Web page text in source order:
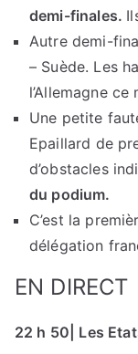
demi-finales.
Autre demi-
– Suède. Les
l’Allemagne
Une petite
Epaillard de
d’obstacles
du podium.
C’est la
délégation
EN DIRECT
22 h 50| Les